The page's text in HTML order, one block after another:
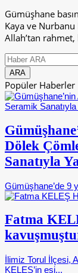
Gümüşhane
Kaya ve Nurbanu
Allah’tan rahmet,
Popüler Haberler
Dölek
Sanatıyla
Gümüşhane’de 9
Fatma
İlimiz Torul İlçesi,
KELEŞ’in eşi,..